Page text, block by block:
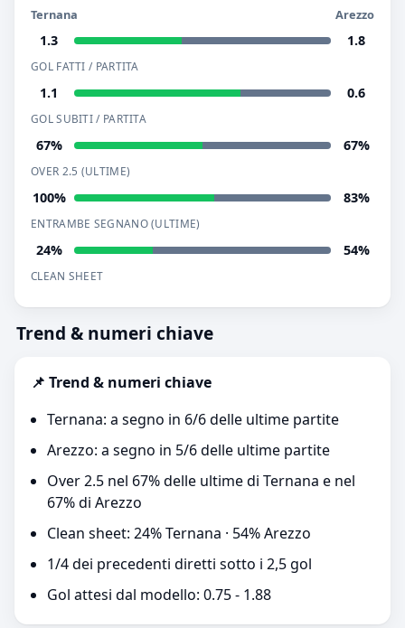
Ternana Arezzo
1.3 1.8
GOL FATTI / PARTITA
1.1 0.6
GOL SUBITI / PARTITA
67% 67%
OVER 2.5 (ULTIME)
100% 83%
ENTRAMBE SEGNANO (ULTIME)
24% 54%
CLEAN SHEET
Trend & numeri chiave
📌 Trend & numeri chiave
Ternana: a segno in 6/6 delle ultime partite
Arezzo: a segno in 5/6 delle ultime partite
Over 2.5 nel 67% delle ultime di Ternana e nel
67% di Arezzo
Clean sheet: 24% Ternana · 54% Arezzo
1/4 dei precedenti diretti sotto i 2,5 gol
Gol attesi dal modello: 0.75 - 1.88